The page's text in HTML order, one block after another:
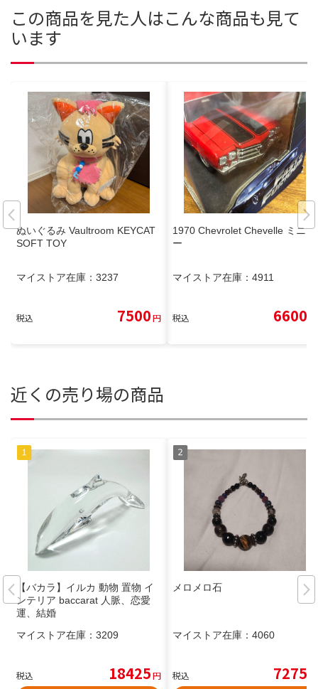
この商品を見た人はこんな商品も見て
います
ぬいぐるみ Vaultroom KEYCAT
SOFT TOY
マイストア在庫： 3237
税込 7500円
1970 Chevrolet Chevelle ミニカ
ー
マイストア在庫： 4911
税込 6600
近くの売り場の商品
【バカラ】イルカ 動物 置物 イ
ンテリア baccarat 人脈、恋愛
運、結婚
マイストア在庫： 3209
税込 18425円
メロメロ石
マイストア在庫： 4060
税込 7275